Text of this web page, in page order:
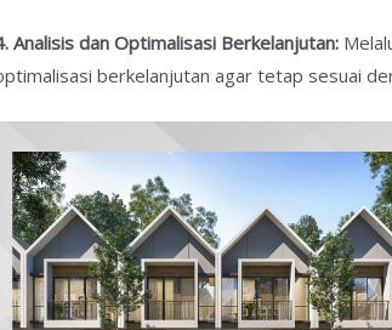
Analisis dan Optimalisasi Berkelanjutan:
berkelanjutan agar tetap sesuai